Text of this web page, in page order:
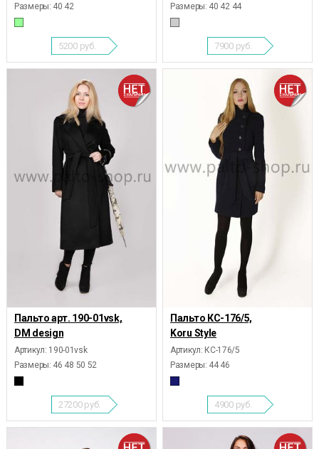
Размеры: 40 42
5200 руб.
Размеры: 40 42 44
7900 руб.
Пальто арт. 190-01vsk,
DM design
Артикул: 190-01vsk
Размеры: 46 48 50 52
27200 руб.
Пальто КС-176/5,
Koru Style
Артикул: КС-176/5
Размеры: 44 46
4900 руб.